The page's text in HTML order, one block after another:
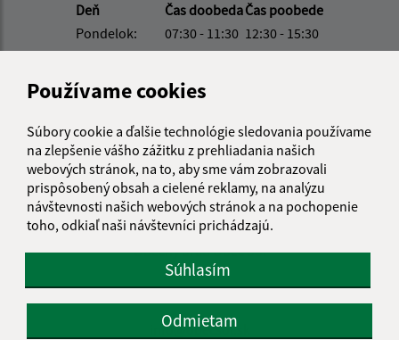
Používame cookies
Súbory cookie a ďalšie technológie sledovania používame
na zlepšenie vášho zážitku z prehliadania našich
webových stránok, na to, aby sme vám zobrazovali
prispôsobený obsah a cielené reklamy, na analýzu
návštevnosti našich webových stránok a na pochopenie
toho, odkiaľ naši návštevníci prichádzajú.
Súhlasím
Odmietam
Deň
Čas doobedaČas poobede
Pondelok:
07:30 - 11:30 12:30 - 15:30
Utorok:
07:30 - 11:30 12:30 - 15:30
Streda:
07:30 - 11:30
Štvrtok:
nestránkový deň
Piatok:
07:30 - 11:30 12:30 - 14:00
Obedňajšia prestávka:11:30 - 12:30
Kontakt:
Obecný úrad Obec Soľ
Soľ 161
094 35 Soľ
info@obecsol.sk